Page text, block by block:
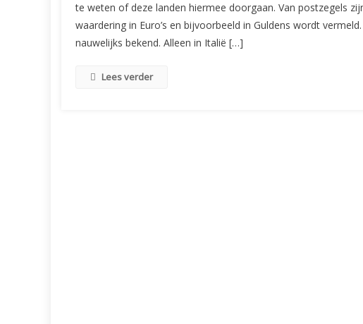
te weten of deze landen hiermee doorgaan. Van postzegels
waardering in Euro’s en bijvoorbeeld in Guldens wordt
nauwelijks bekend. Alleen in Italië […]
Lees verder